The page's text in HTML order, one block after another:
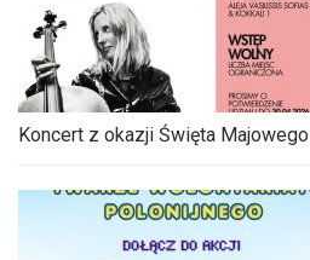
Koncert z okazji Święta Majowego